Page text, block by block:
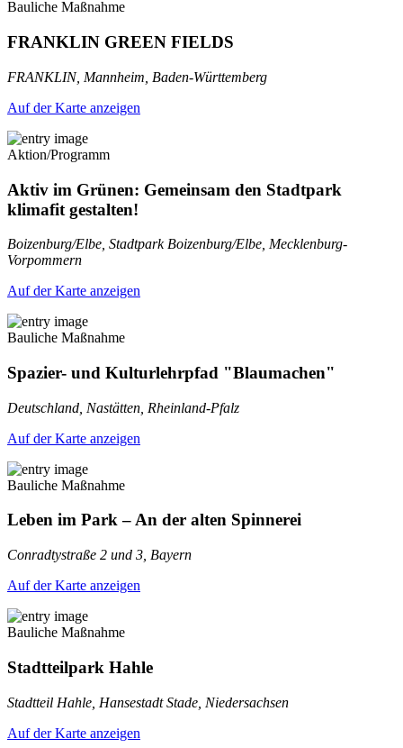
Bauliche Maßnahme
FRANKLIN GREEN FIELDS
FRANKLIN, Mannheim, Baden-Württemberg
Auf der Karte anzeigen
Aktion/Programm
Aktiv im Grünen: Gemeinsam den Stadtpark
klimafit gestalten!
Boizenburg/Elbe, Stadtpark Boizenburg/Elbe, Mecklenburg-
Vorpommern
Auf der Karte anzeigen
Bauliche Maßnahme
Spazier- und Kulturlehrpfad "Blaumachen"
Deutschland, Nastätten, Rheinland-Pfalz
Auf der Karte anzeigen
Bauliche Maßnahme
Leben im Park – An der alten Spinnerei
Conradtystraße 2 und 3, Bayern
Auf der Karte anzeigen
Bauliche Maßnahme
Stadtteilpark Hahle
Stadtteil Hahle, Hansestadt Stade, Niedersachsen
Auf der Karte anzeigen